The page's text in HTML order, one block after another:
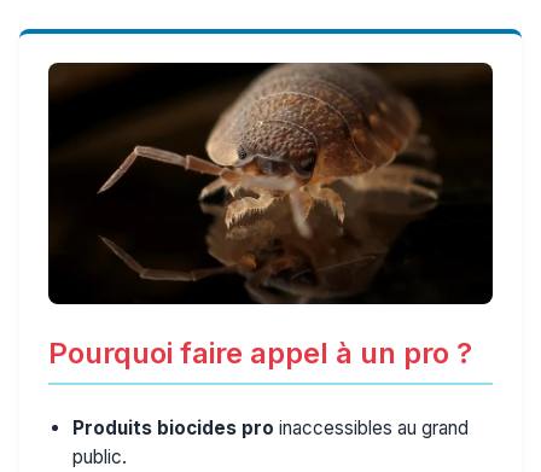
Pourquoi faire appel à un pro ?
Produits biocides pro inaccessibles au grand
public.